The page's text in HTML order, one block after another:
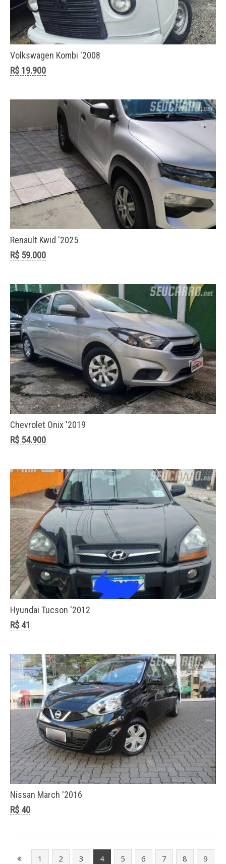
Volkswagen Kombi '2008
R$ 19.900
Renault Kwid '2025
R$ 59.000
Chevrolet Onix '2019
R$ 54.900
Hyundai Tucson '2012
R$ 41
Nissan March '2016
R$ 40
1 2 3 4 5 6 7 8
9